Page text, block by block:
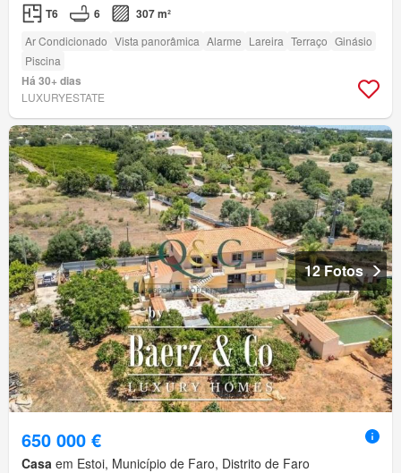
T6 6 307 m²
Ar Condicionado Vista panorâmica Alarme Lareira Terraço Ginásio
Piscina
Há 30+ dias
LUXURYESTATE
12 Fotos
650 000 €
Casa em Estoi, Município de Faro, Distrito de Faro